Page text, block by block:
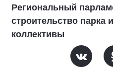
Региональный
строительство парка
коллективы